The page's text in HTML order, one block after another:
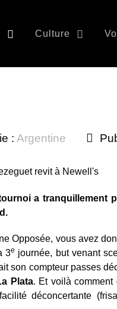
Culture
: Argentine
a tranquillement
Opposée, vous avez
3e journée, but venant
son compteur passes
Plata. Et voilà comment
déconcertante